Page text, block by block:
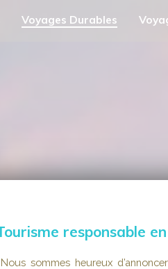
Voyages Durables
responsable
Nous sommes heureux